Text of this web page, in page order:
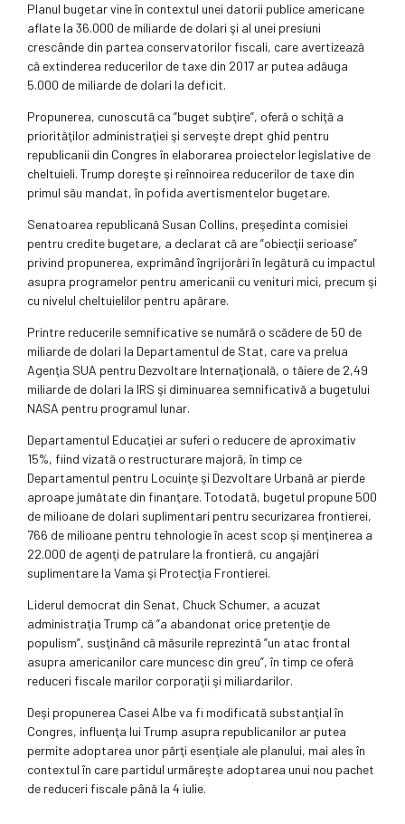
Planul bugetar vine în contextul unei datorii publice americane
aflate la 36.000 de miliarde de dolari şi al unei presiuni
crescânde din partea conservatorilor fiscali, care avertizează
că extinderea reducerilor de taxe din 2017 ar putea adăuga
5.000 de miliarde de dolari la deficit.
Propunerea, cunoscută ca ”buget subţire”, oferă o schiţă a
priorităţilor administraţiei şi serveşte drept ghid pentru
republicanii din Congres în elaborarea proiectelor legislative de
cheltuieli. Trump doreşte şi reînnoirea reducerilor de taxe din
primul său mandat, în pofida avertismentelor bugetare.
Senatoarea republicană Susan Collins, preşedinta comisiei
pentru credite bugetare, a declarat că are ”obiecţii serioase”
privind propunerea, exprimând îngrijorări în legătură cu impactul
asupra programelor pentru americanii cu venituri mici, precum şi
cu nivelul cheltuielilor pentru apărare.
Printre reducerile semnificative se numără o scădere de 50 de
miliarde de dolari la Departamentul de Stat, care va prelua
Agenţia SUA pentru Dezvoltare Internaţională, o tăiere de 2,49
miliarde de dolari la IRS şi diminuarea semnificativă a bugetului
NASA pentru programul lunar.
Departamentul Educaţiei ar suferi o reducere de aproximativ
15%, fiind vizată o restructurare majoră, în timp ce
Departamentul pentru Locuinţe şi Dezvoltare Urbană ar pierde
aproape jumătate din finanţare. Totodată, bugetul propune 500
de milioane de dolari suplimentari pentru securizarea frontierei,
766 de milioane pentru tehnologie în acest scop şi menţinerea a
22.000 de agenţi de patrulare la frontieră, cu angajări
suplimentare la Vama şi Protecţia Frontierei.
Liderul democrat din Senat, Chuck Schumer, a acuzat
administraţia Trump că ”a abandonat orice pretenţie de
populism”, susţinând că măsurile reprezintă ”un atac frontal
asupra americanilor care muncesc din greu”, în timp ce oferă
reduceri fiscale marilor corporaţii şi miliardarilor.
Deşi propunerea Casei Albe va fi modificată substanţial în
Congres, influenţa lui Trump asupra republicanilor ar putea
permite adoptarea unor părţi esenţiale ale planului, mai ales în
contextul în care partidul urmăreşte adoptarea unui nou pachet
de reduceri fiscale până la 4 iulie.